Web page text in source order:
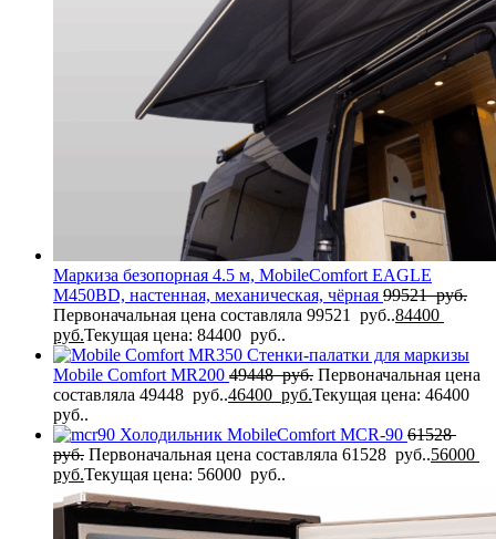
Маркиза безопорная 4.5 м, MobileComfort EAGLE
M450BD, настенная, механическая, чёрная 99521руб.
Первоначальная цена составляла 99521 руб..84400
руб.Текущая цена: 84400 руб..
Стенки-палатки для маркизы
Mobile Comfort МR200 49448руб. Первоначальная цена
составляла 49448 руб..46400 руб.Текущая цена: 46400
руб..
Холодильник MobileComfort MCR-90 61528
руб. Первоначальная цена составляла 61528 руб..56000
руб.Текущая цена: 56000 руб..